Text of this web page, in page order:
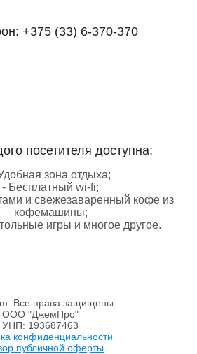
+375 (33) 6-370-370
посетителя доступна:
зона отдыха;
- Бесплатный wi-fi;
и свежезаваренный кофе из
кофемашины;
игры и многое другое.
Все права защищены.
ООО "ДжемПро"
УНП: 193687463
конфиденциальности
публичной оферты